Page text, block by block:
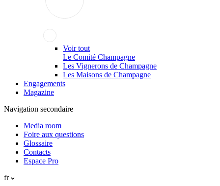
Voir tout
Le Comité Champagne
Les Vignerons de Champagne
Les Maisons de Champagne
Engagements
Magazine
Navigation secondaire
Media room
Foire aux questions
Glossaire
Contacts
Espace Pro
fr